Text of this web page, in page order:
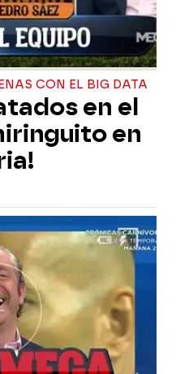
CON EL BIG DATA
en el
en